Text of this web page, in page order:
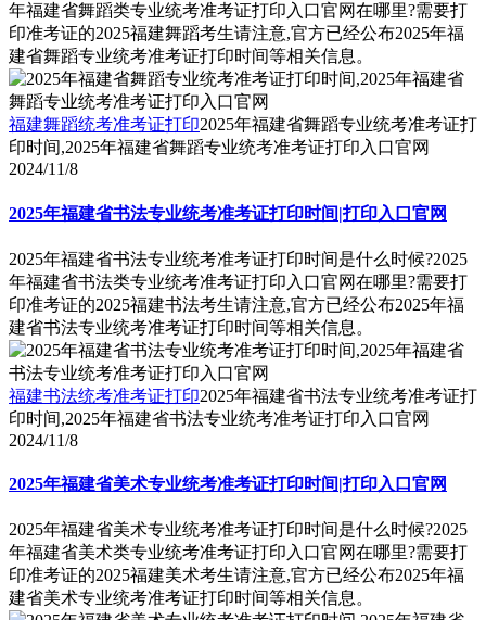
年福建省舞蹈类专业统考准考证打印入口官网在哪里?需要打
印准考证的2025福建舞蹈考生请注意,官方已经公布2025年福
建省舞蹈专业统考准考证打印时间等相关信息。
福建舞蹈统考准考证打印2025年福建省舞蹈专业统考准考证打
印时间,2025年福建省舞蹈专业统考准考证打印入口官网
2024/11/8
2025年福建省书法专业统考准考证打印时间|打印入口官网
2025年福建省书法专业统考准考证打印时间是什么时候?2025
年福建省书法类专业统考准考证打印入口官网在哪里?需要打
印准考证的2025福建书法考生请注意,官方已经公布2025年福
建省书法专业统考准考证打印时间等相关信息。
福建书法统考准考证打印2025年福建省书法专业统考准考证打
印时间,2025年福建省书法专业统考准考证打印入口官网
2024/11/8
2025年福建省美术专业统考准考证打印时间|打印入口官网
2025年福建省美术专业统考准考证打印时间是什么时候?2025
年福建省美术类专业统考准考证打印入口官网在哪里?需要打
印准考证的2025福建美术考生请注意,官方已经公布2025年福
建省美术专业统考准考证打印时间等相关信息。